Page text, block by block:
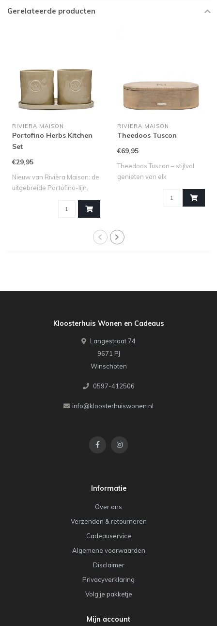
Gerelateerde producten
RIVIERA MAISON
Portofino Herbs Kitchen
Set
€29,95
Nieuw van Rivièra Maison: de
uitgebreide Portofino-lijn.
RIVIERA MAISON
Theedoos Tuscon
€69,95
Theedoos Tuscon – stijlvol
genieten van elk
Kloosterhuis Wonen en Cadeaus
Langestraat 74
9671 PJ
Winschoten
0597-412506
info@kloosterhuiswonen.nl
Informatie
Over ons
Verzenden & retourneren
Cadeauservice
Algemene voorwaarden
Disclaimer
Privacyverklaring
Volg je pakketje
Mijn account